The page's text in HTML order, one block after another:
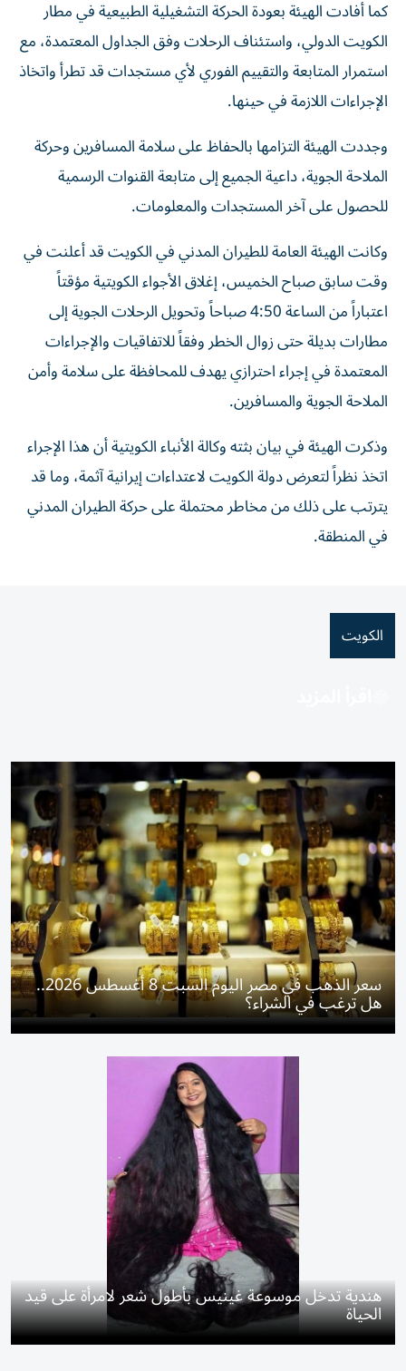
كما أفادت الهيئة بعودة الحركة التشغيلية الطبيعية في مطار
الكويت الدولي، واستئناف الرحلات وفق الجداول المعتمدة، مع
استمرار المتابعة والتقييم الفوري لأي مستجدات قد تطرأ واتخاذ
الإجراءات اللازمة في حينها.
وجددت الهيئة التزامها بالحفاظ على سلامة المسافرين وحركة
الملاحة الجوية، داعية الجميع إلى متابعة القنوات الرسمية
للحصول على آخر المستجدات والمعلومات.
وكانت الهيئة العامة للطيران المدني في الكويت قد أعلنت في
وقت سابق صباح الخميس، إغلاق الأجواء الكويتية مؤقتاً
اعتباراً من الساعة 4:50 صباحاً وتحويل الرحلات الجوية إلى
مطارات بديلة حتى زوال الخطر وفقاً للاتفاقيات والإجراءات
المعتمدة في إجراء احترازي يهدف للمحافظة على سلامة وأمن
الملاحة الجوية والمسافرين.
وذكرت الهيئة في بيان بثته وكالة الأنباء الكويتية أن هذا الإجراء
اتخذ نظراً لتعرض دولة الكويت لاعتداءات إيرانية آثمة، وما قد
يترتب على ذلك من مخاطر محتملة على حركة الطيران المدني
في المنطقة.
الكويت
سعر الذهب في مصر اليوم السبت 8 أغسطس 2026..
هل ترغب في الشراء؟
هندية تدخل موسوعة غينيس بأطول شعر لامرأة على قيد
الحياة